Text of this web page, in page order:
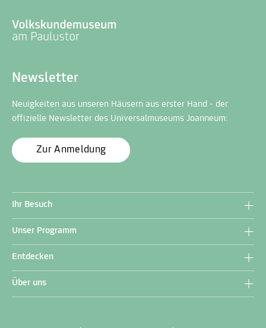
Newsletter
Neuigkeiten aus unseren Häusern aus erster Hand - der
offizielle Newsletter des Universalmuseums Joanneum:
Zur Anmeldung
Ihr Besuch
Unser Programm
Entdecken
Über uns